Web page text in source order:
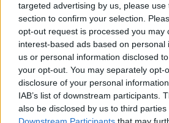
targeted advertising by us, please
section to confirm your selection.
opt-out request is processed you may
interest-based ads based on personal
us or personal information disclosed
your opt-out. You may separately opt-
disclosure of your personal
IAB’s list of downstream participants.
also be disclosed by us to third parties
Žiūrimiausi
Vaizdai iš tragiškos avarijos
vaiko gyvybių išgelbėti nepavyko
Žinios Lietuvos diena